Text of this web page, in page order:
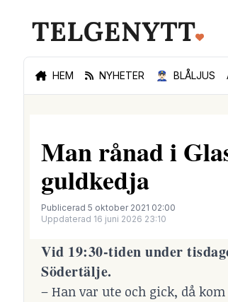
HEM NYHETER 👮🏻‍♂️ BLÅLJUS
Man rånad i
guldkedja
Publicerad 5 oktober 2021 02:00
Uppdaterad 16 juni 2026 23:10
Vid 19:30-tiden under
Södertälje.
– Han var ute och gick, då